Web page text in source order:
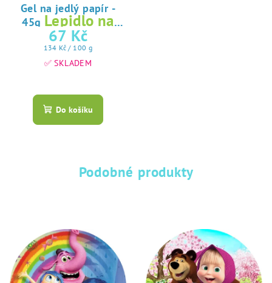
Gel na jedlý papír -
45g Lepidlo na
jedlý papír
67 Kč
Měrná
cena:
134 Kč / 100 g
✅ SKLADEM
hodnocení
produktu
hvězdiček.
Do košíku
Podobné produkty